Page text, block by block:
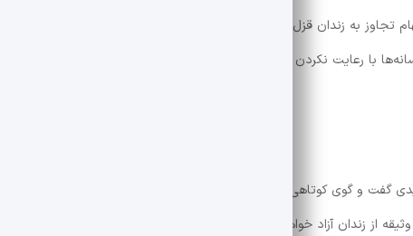
تجاوز به زندان قزل حصار منتقل شده است. موضوعی که مثل یک بمب
با رعایت نکردن اخلاق حرفه‌ای، اقدام به انتشار عکس و اسم این بازیگر و
گفت و گوی کوتاهی انجام داد. مهدی محرابی تهیه کننده سینما و وکیل
کرد او طی ۲۴ ساعت آینده با قید وثیقه از زندان آزاد خواهد شد: “باعنایت به اعتراض ، قرار بازداشت موقت در